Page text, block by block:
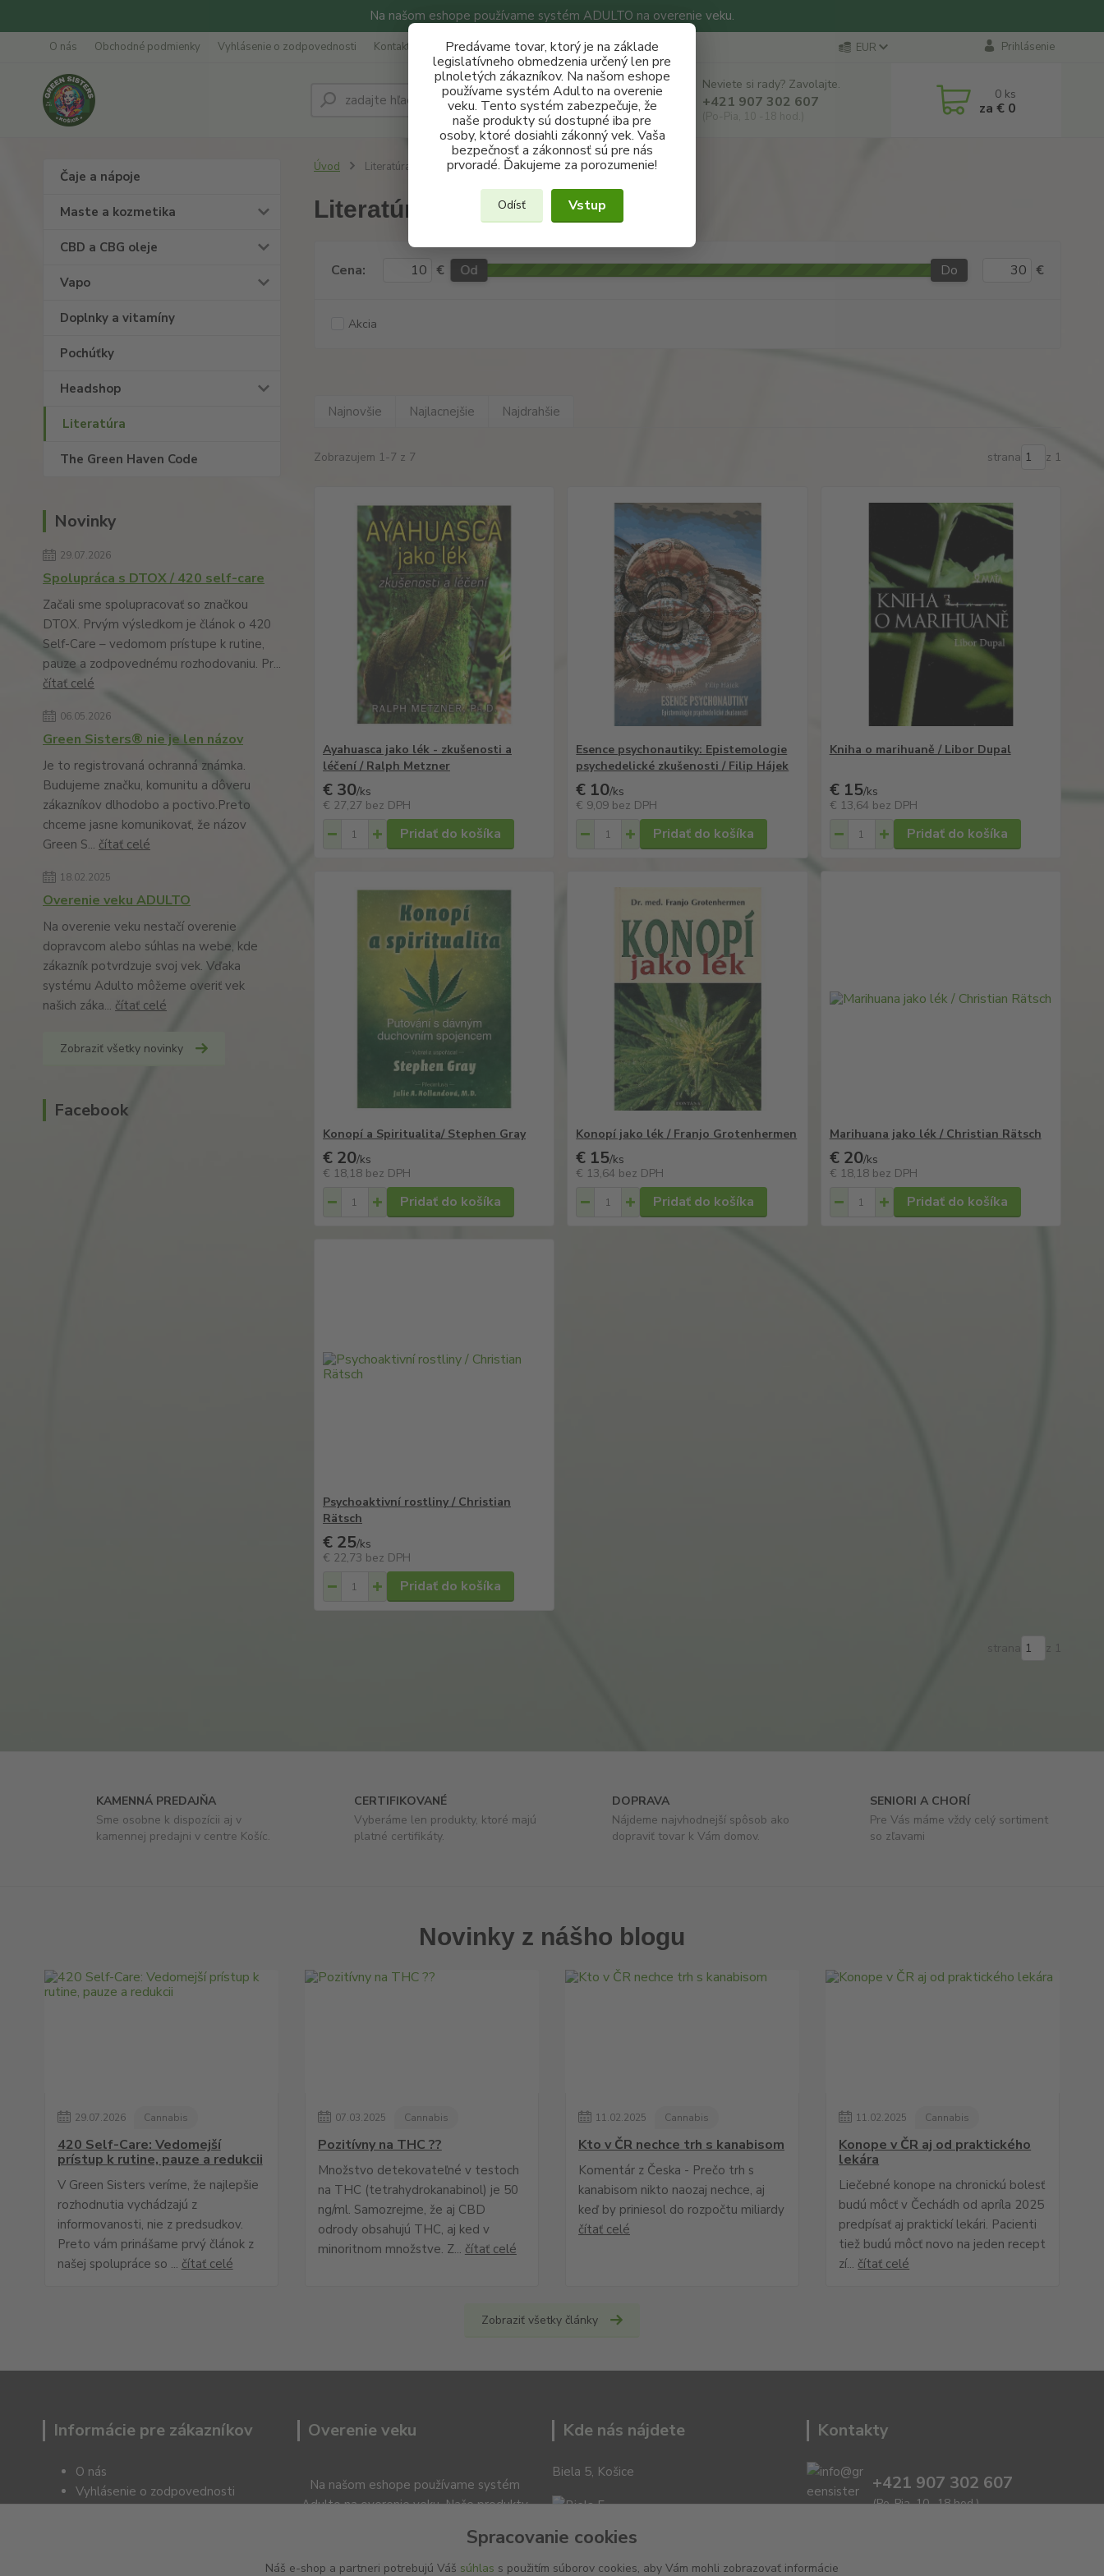
Na našom eshope používame systém ADULTO na overenie veku.
Predávame tovar, ktorý je na základe
legislatívneho obmedzenia určený len pre
plnoletých zákazníkov. Na našom eshope
používame systém Adulto na overenie
veku. Tento systém zabezpečuje, že
naše produkty sú dostupné iba pre
osoby, ktoré dosiahli zákonný vek. Vaša
bezpečnosť a zákonnosť sú pre nás
prvoradé. Ďakujeme za porozumenie!
Odísť Vstup
O nás Obchodné podmienky Vyhlásenie o zodpovednosti Kontakty Ochrana súkromia Konzultácie Blog EUR Prihlásenie
Hľadať
Neviete si rady? Zavolajte.
+421 907 302 607
(Po-Pia, 10 -18 hod.)
0 ks
za € 0
Čaje a nápoje
Maste a kozmetika
CBD a CBG oleje
Vapo
Doplnky a vitamíny
Pochúťky
Headshop
Literatúra
The Green Haven Code
Novinky
29.07.2026
Spolupráca s DTOX / 420 self-care
Začali sme spolupracovať so značkou
DTOX. Prvým výsledkom je článok o 420
Self-Care – vedomom prístupe k rutine,
pauze a zodpovednému rozhodovaniu. Pr...
čítať celé
06.05.2026
Green Sisters® nie je len názov
Je to registrovaná ochranná známka.
Budujeme značku, komunitu a dôveru
zákazníkov dlhodobo a poctivo.Preto
chceme jasne komunikovať, že názov
Green S... čítať celé
18.02.2025
Overenie veku ADULTO
Na overenie veku nestačí overenie
dopravcom alebo súhlas na webe, kde
zákazník potvrdzuje svoj vek. Vďaka
systému Adulto môžeme overiť vek
našich záka... čítať celé
Zobraziť všetky novinky
Facebook
Úvod Literatúra
Literatúra
Cena: € Od Do €
Akcia
Najnovšie Najlacnejšie Najdrahšie
Zobrazujem 1-7 z 7 strana z 1
Ayahuasca jako lék - zkušenosti a
léčení / Ralph Metzner
€ 30/ks
€ 27,27 bez DPH
Pridať do košíka
Esence psychonautiky: Epistemologie
psychedelické zkušenosti / Filip Hájek
€ 10/ks
€ 9,09 bez DPH
Pridať do košíka
Kniha o marihuaně / Libor Dupal
€ 15/ks
€ 13,64 bez DPH
Pridať do košíka
Konopí a Spiritualita/ Stephen Gray
€ 20/ks
€ 18,18 bez DPH
Pridať do košíka
Konopí jako lék / Franjo Grotenhermen
€ 15/ks
€ 13,64 bez DPH
Pridať do košíka
Marihuana jako lék / Christian Rätsch
€ 20/ks
€ 18,18 bez DPH
Pridať do košíka
Psychoaktivní rostliny / Christian
Rätsch
€ 25/ks
€ 22,73 bez DPH
Pridať do košíka
strana z 1
KAMENNÁ PREDAJŇA
Sme osobne k dispozícii aj v
kamennej predajni v centre Košíc.
CERTIFIKOVANÉ
Vyberáme len produkty, ktoré majú
platné certifikáty.
DOPRAVA
Nájdeme najvhodnejší spôsob ako
dopraviť tovar k Vám domov.
SENIORI A CHORÍ
Pre Vás máme vždy celý sortiment
so zľavami
Novinky z nášho blogu
29.07.2026 Cannabis
420 Self-Care: Vedomejší
prístup k rutine, pauze a redukcii
V Green Sisters veríme, že najlepšie
rozhodnutia vychádzajú z
informovanosti, nie z predsudkov.
Preto vám prinášame prvý článok z
našej spolupráce so ... čítať celé
07.03.2025 Cannabis
Pozitívny na THC ??
Množstvo detekovateľné v testoch
na THC (tetrahydrokanabinol) je 50
ng/ml. Samozrejme, že aj CBD
odrody obsahujú THC, aj ked v
minoritnom množstve. Z... čítať celé
11.02.2025 Cannabis
Kto v ČR nechce trh s kanabisom
Komentár z Česka - Prečo trh s
kanabisom nikto naozaj nechce, aj
keď by priniesol do rozpočtu miliardy
čítať celé
11.02.2025 Cannabis
Konope v ČR aj od praktického
lekára
Liečebné konope na chronickú bolesť
budú môcť v Čechádh od apríla 2025
predpísať aj praktickí lekári. Pacienti
tiež budú môcť novo na jeden recept
zí... čítať celé
Zobraziť všetky články
Informácie pre zákazníkov
O nás
Vyhlásenie o zodpovednosti
Overenie veku
Na našom eshope používame systém
Adulto na overenie veku. Naše produkty
Kde nás nájdete
Biela 5, Košice
Kontakty
+421 907 302 607
(Po-Pia, 10 -18 hod.)
Spracovanie cookies
Náš e-shop a partneri potrebujú Váš súhlas s použitím súborov cookies, aby Vám mohli zobrazovať informácie